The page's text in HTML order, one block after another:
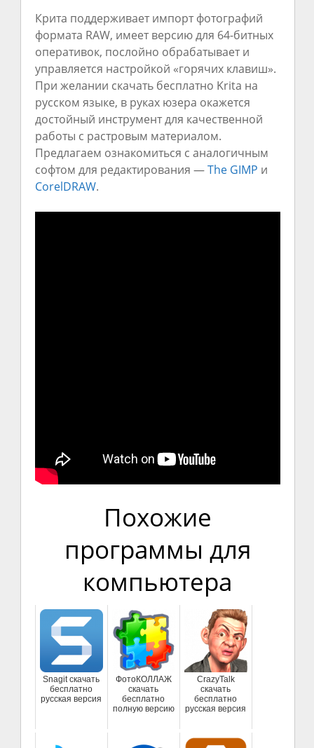
Крита поддерживает импорт фотографий
формата RAW, имеет версию для 64-битных
оперативок, послойно обрабатывает и
управляется настройкой «горячих клавиш».
При желании скачать бесплатно Krita на
русском языке, в руках юзера окажется
достойный инструмент для качественной
работы с растровым материалом.
Предлагаем ознакомиться с аналогичным
софтом для редактирования —The GIMP и
CorelDRAW.
Похожие
программы для
компьютера
Snagit скачать
бесплатно
русская версия
ФотоКОЛЛАЖ
скачать
бесплатно
полную версию
CrazyTalk
скачать
бесплатно
русская версия